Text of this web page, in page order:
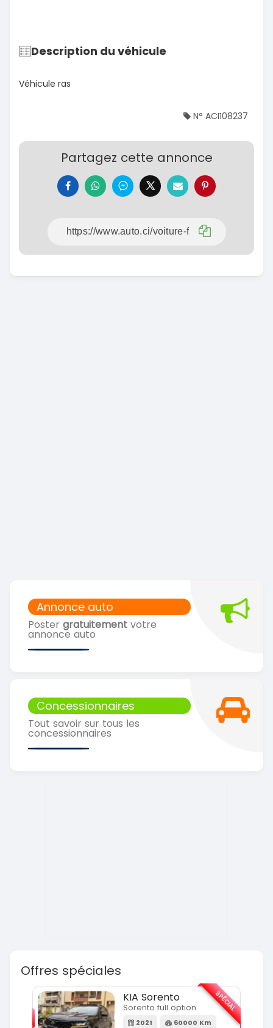
Annonce auto
Poster gratuitement votre
annonce auto
Concessionnaires
Tout savoir sur tous les
concessionnaires
Offres spéciales
KIA Sorento
Sorento full option
2021 60000 Km
SPÉCIAL
Description du véhicule
Véhicule ras
N° ACI108237
Partagez cette annonce